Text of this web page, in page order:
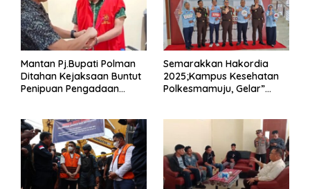
Mantan Pj.Bupati Polman
Ditahan Kejaksaan Buntut
Penipuan Pengadaan
Semarakkan Hakordia
2025;Kampus Kesehatan
Polkesmamuju, Gelar”